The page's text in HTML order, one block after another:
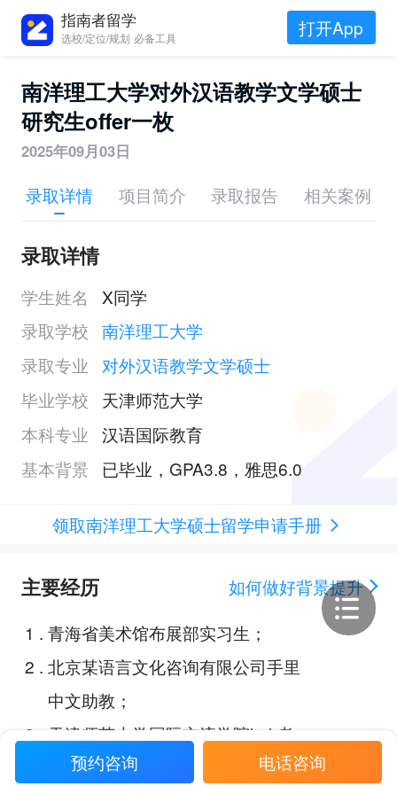
指南者留学
选校/定位/规划 必备工具 打开App
南洋理工大学对外汉语教学文学硕士
研究生offer一枚
2025年09月03日
录取详情 项目简介 录取报告 相关案例
录取详情
学生姓名
X同学
录取学校 南洋理工大学
录取专业
对外汉语教学文学硕士
毕业学校
天津师范大学
本科专业 汉语国际教育
基本背景
已毕业，GPA3.8，雅思6.0
领取南洋理工大学硕士留学申请手册
主要经历
如何做好背景提升
1 . 青海省美术馆布展部实习生；
2 . 北京某语言文化咨询有限公司手里
中文助教；
3
天津师范大学国际交流学院hsk考
试辅导教师；
预约咨询 电话咨询